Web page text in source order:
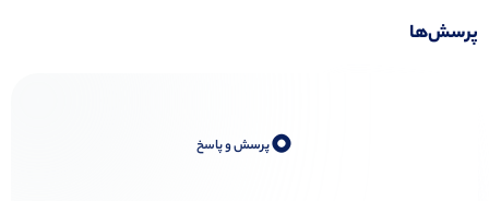
پرسش‌ها
0پرسش و پاسخ